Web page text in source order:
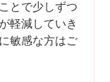
とで少しずつ
軽減していき
敏感な方はご